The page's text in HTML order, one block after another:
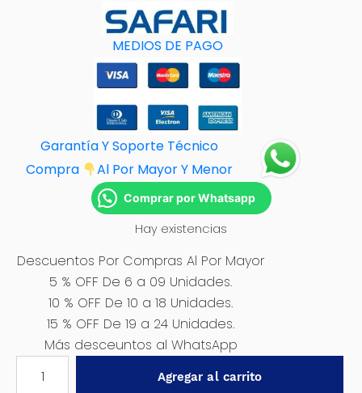
MEDIOS DE PAGO
Garantía Y Soporte Técnico
Compra
Al Por Mayor Y Menor
Comprar por Whatsapp
Hay existencias
Descuentos Por Compras Al Por Mayor
5 % OFF De 6 a 09 Unidades.
10 % OFF De 10 a 18 Unidades.
15 % OFF De 19 a 24 Unidades.
Más desceuntos al WhatsApp
Agregar al carrito